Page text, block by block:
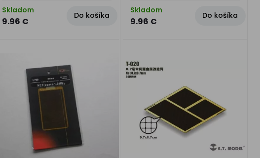
Skladom
9.96 €
Do košíka
Skladom
9.96 €
Do košíka